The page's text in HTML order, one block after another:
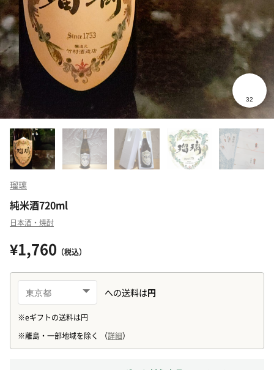
瑠璃
純米酒720ml
日本酒・焼酎
¥1,760 （税込）